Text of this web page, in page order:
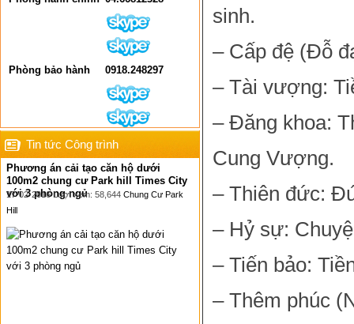
Phòng bảo hành 0918.248297
Tin tức Công trình
Phương án cải tạo căn hộ dưới
100m2 chung cư Park hill Times City
với 3 phòng ngủ
17-02-2016 Lượt xem: 58,644 Chung Cư Park
Hill
sinh.
– Cấp đệ (Đỗ
– Tài vượng:
– Đăng khoa:
Cung Vượng.
– Thiên đức:
– Hỷ sự:
– Tiến bảo:
– Thêm phúc